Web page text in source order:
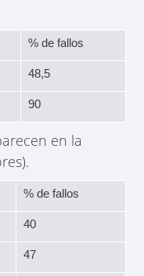
% de fallos
48,5
90
en la
% de fallos
40
47